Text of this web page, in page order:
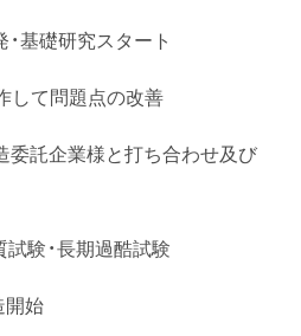
礎研究スタート
て問題点の改善
企業様と打ち合わせ及び
験・長期過酷試験
始